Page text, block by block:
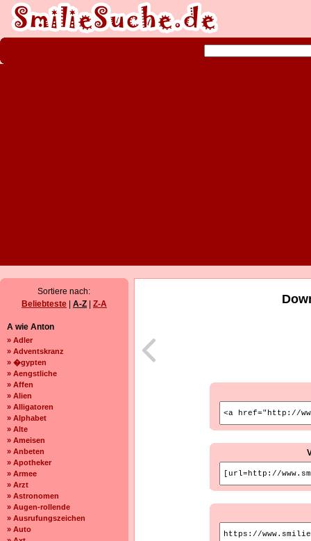
Sortiere nach:
Beliebteste
A-Z Z-A
A wie Anton
» Adler
» Adventskranz
» �gypten
» Aengstliche
» Affen
» Alien
» Alligatoren
» Alphabet
» Alte
» Ameisen
» Anbeten
» Apotheker
» Armee
» Arzt
» Astronomen
» Augen-rollende
» Ausrufungszeichen
» Auto